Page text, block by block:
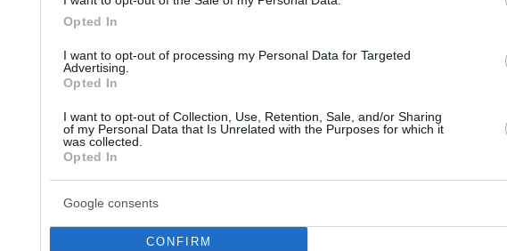
Opted In
I want to opt-out of processing my Personal Data for Targeted
Advertising.
Opted In
I want to opt-out of Collection, Use, Retention, Sale, and/or Sharing
of my Personal Data that Is Unrelated with the Purposes for which it
was collected.
Opted In
Google consents
CONFIRM
Η Ντόντια Σόνρα Άρινγκτον συνελήφθη και εις βάρος της
ασκήθηκε δίωξη για κακοποίηση ευάλωτου ενήλικα,
βασανισμό με σκοπό την πρόκληση ακραίου σωματικού ή